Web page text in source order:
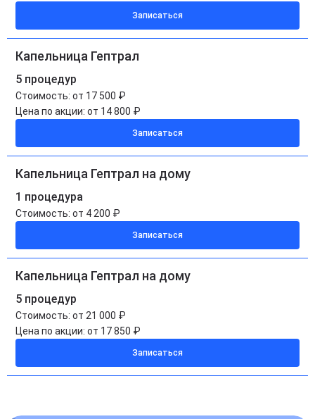
Записаться
Капельница Гептрал
5 процедур
Стоимость: от 17 500 ₽
Цена по акции: от 14 800 ₽
Записаться
Капельница Гептрал на дому
1 процедура
Стоимость: от 4 200 ₽
Записаться
Капельница Гептрал на дому
5 процедур
Стоимость: от 21 000 ₽
Цена по акции: от 17 850 ₽
Записаться